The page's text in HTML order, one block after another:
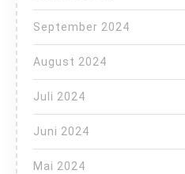
September 2024
August 2024
Juli 2024
Juni 2024
Mai 2024